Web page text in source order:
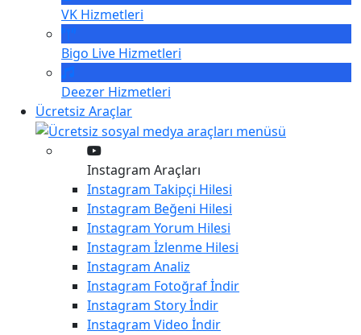
VK Hizmetleri
Bigo Live Hizmetleri
Deezer Hizmetleri
Ücretsiz Araçlar
Instagram Araçları
Instagram Takipçi Hilesi
Instagram Beğeni Hilesi
Instagram Yorum Hilesi
Instagram İzlenme Hilesi
Instagram Analiz
Instagram Fotoğraf İndir
Instagram Story İndir
Instagram Video İndir